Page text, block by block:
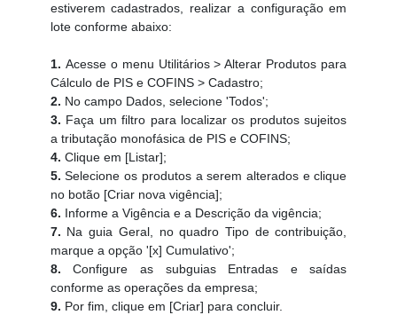
estiverem cadastrados, realizar a configuração em
lote conforme abaixo:
1. Acesse o menu Utilitários > Alterar Produtos para
Cálculo de PIS e COFINS > Cadastro;
2. No campo Dados, selecione 'Todos';
3. Faça um filtro para localizar os produtos sujeitos
a tributação monofásica de PIS e COFINS;
4. Clique em [Listar];
5.Selecione os produtos a serem alterados e clique
no botão [Criar nova vigência];
6. Informe a Vigência e a Descrição da vigência;
7. Na guia Geral, no quadro Tipo de contribuição,
marque a opção '[x] Cumulativo';
8.Configure as subguias Entradas e saídas
conforme as operações da empresa;
9. Por fim, clique em [Criar] para concluir.